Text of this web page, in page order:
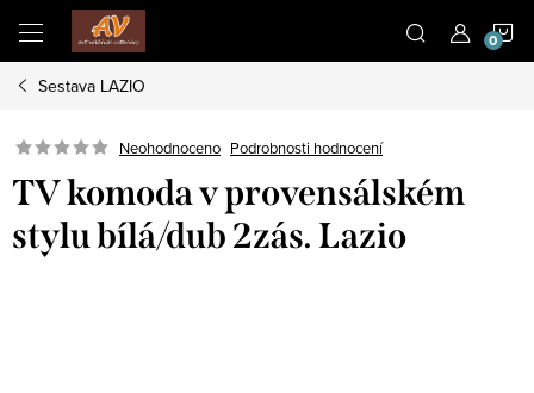
obsah
Sestava LAZIO
Neohodnoceno Podrobnosti hodnocení
TV komoda v provensálském
stylu bílá/dub 2zás. Lazio